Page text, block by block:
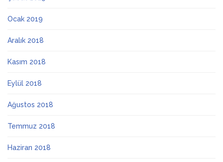
Ocak 2019
Aralık 2018
Kasım 2018
Eylül 2018
Ağustos 2018
Temmuz 2018
Haziran 2018